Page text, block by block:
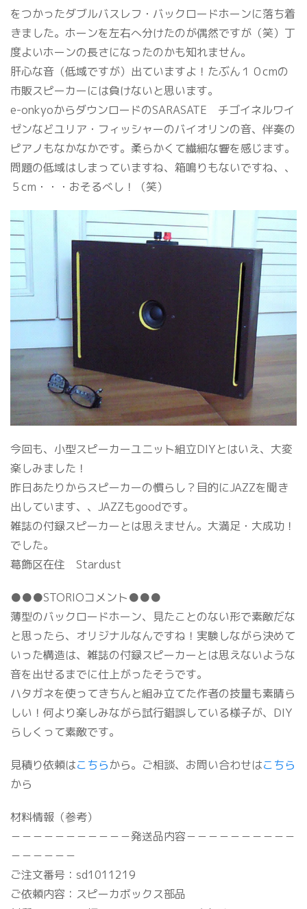
をつかったダブルバスレフ・バックロードホーンに落ち着
きました。ホーンを左右へ分けたのが偶然ですが（笑）丁
度よいホーンの長さになったのかも知れません。
肝心な音（低域ですが）出ていますよ！たぶん１０cmの
市販スピーカーには負けないと思います。
e-onkyoからダウンロードのSARASATE チゴイネルワイ
ゼンなどユリア・フィッシャーのバイオリンの音、伴奏の
ピアノもなかなかです。柔らかくて繊細な響を感じます。
問題の低域はしまっていますね、箱鳴りもないですね、、
５cm・・・おそるべし！（笑）
今回も、小型スピーカーユニット組立DIYとはいえ、大変
楽しみました！
昨日あたりからスピーカーの慣らし？目的にJAZZを聞き
出しています、、JAZZもgoodです。
雑誌の付録スピーカーとは思えません。大満足・大成功！
でした。
葛飾区在住 Stardust
●●●STORIOコメント●●●
薄型のバックロードホーン、見たことのない形で素敵だな
と思ったら、オリジナルなんですね！実験しながら決めて
いった構造は、雑誌の付録スピーカーとは思えないような
音を出せるまでに仕上がったそうです。
ハタガネを使ってきちんと組み立てた作者の技量も素晴ら
しい！何より楽しみながら試行錯誤している様子が、DIY
らしくって素敵です。
見積り依頼はこちらから。ご相談、お問い合わせはこちら
から
材料情報（参考）
－－－－－－－－－－－発送品内容－－－－－－－－－－
－－－－－－
ご注文番号：sd1011219
ご依頼内容：スピーカボックス部品